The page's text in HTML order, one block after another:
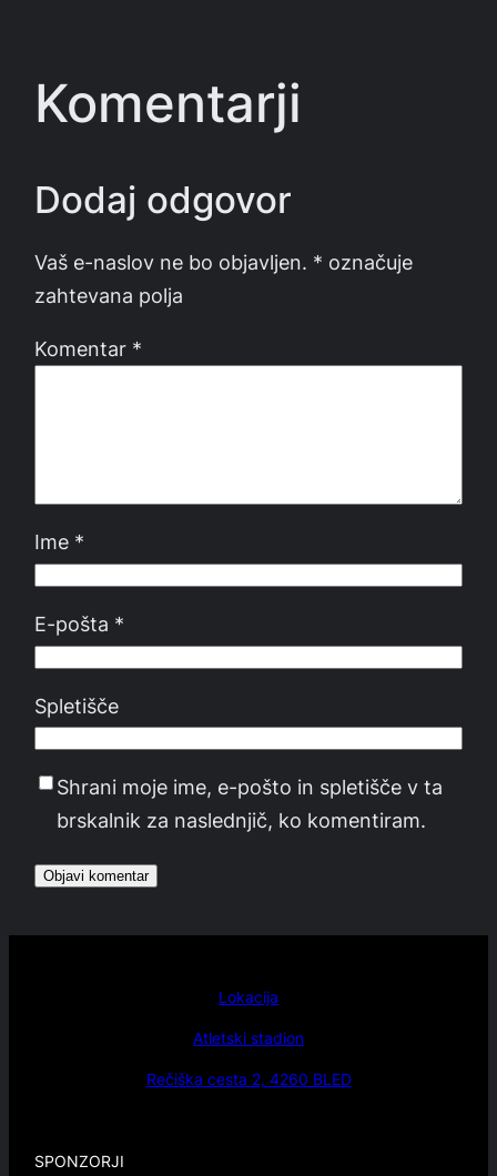
Komentarji
Dodaj odgovor
Vaš e-naslov ne bo objavljen. * označuje
zahtevana polja
Komentar *
Ime *
E-pošta *
Spletišče
Shrani moje ime, e-pošto in spletišče v ta
brskalnik za naslednjič, ko komentiram.
Lokacija
Atletski stadion
Rečiška cesta 2, 4260 BLED
SPONZORJI